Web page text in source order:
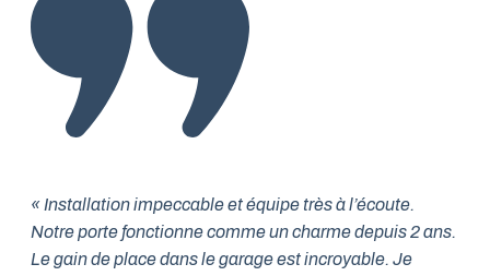
« Installation impeccable et équipe très à l’écoute.
Notre porte fonctionne comme un charme depuis 2 ans.
Le gain de place dans le garage est incroyable. Je